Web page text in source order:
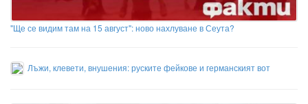
"Ще се видим там на 15 август": ново нахлуване в Сеута?
Лъжи, клевети, внушения: руските фейкове и германският вот